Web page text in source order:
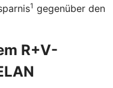
1 gegenüber den
R+V-